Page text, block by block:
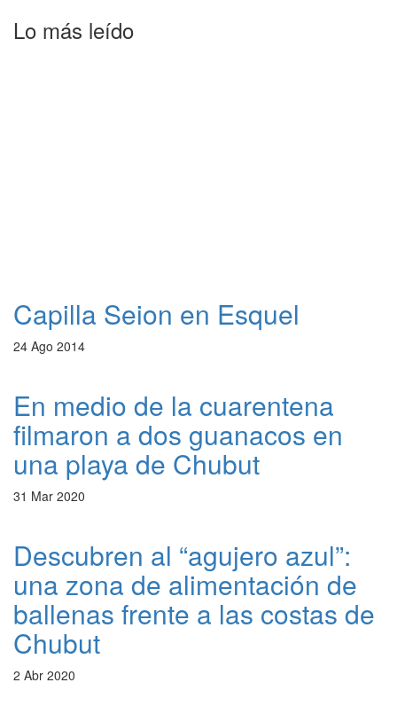
Lo más leído
Capilla Seion en Esquel
24 Ago 2014
En medio de la cuarentena
filmaron a dos guanacos en
una playa de Chubut
31 Mar 2020
Descubren al “agujero azul”:
una zona de alimentación de
ballenas frente a las costas de
Chubut
2 Abr 2020